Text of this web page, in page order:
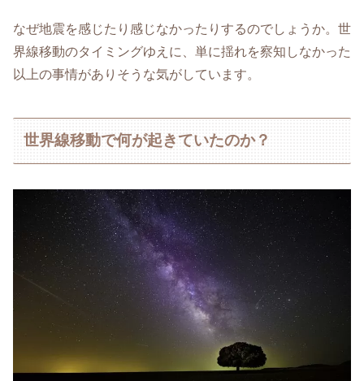
なぜ地震を感じたり感じなかったりするのでしょうか。世
界線移動のタイミングゆえに、単に揺れを察知しなかった
以上の事情がありそうな気がしています。
世界線移動で何が起きていたのか？